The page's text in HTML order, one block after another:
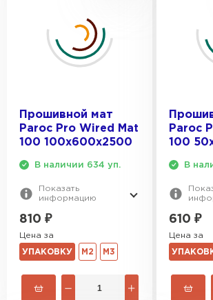
Прошивной мат
Paroc Pro Wired Mat
100 100х600х2500
В наличии 634 уп.
Показать
информацию
810 ₽
Цена за
УПАКОВКУ М2 М3
Paroc
100
В
610 ₽
Цена за
Утеплитель Isoroc
Утеплитель Isover
ПЕРЕЙТИ
Утеплитель Penoplex